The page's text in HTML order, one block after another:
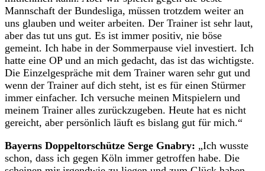
Mannschaft der Bundesliga, müssen trotzdem weiter an
uns glauben und weiter arbeiten. Der Trainer ist sehr laut,
aber das tut uns gut. Es ist immer positiv, nie böse
gemeint. Ich habe in der Sommerpause viel investiert. Ich
hatte eine OP und an mich gedacht, das ist das wichtigste.
Die Einzelgespräche mit dem Trainer waren sehr gut und
wenn der Trainer auf dich steht, ist es für einen Stürmer
immer einfacher. Ich versuche meinen Mitspielern und
meinem Trainer alles zurückzugeben. Heute hat es nicht
gereicht, aber persönlich läuft es bislang gut für mich.“
Bayerns Doppeltorschütze Serge Gnabry: „Ich wusste
schon, dass ich gegen Köln immer getroffen habe. Die